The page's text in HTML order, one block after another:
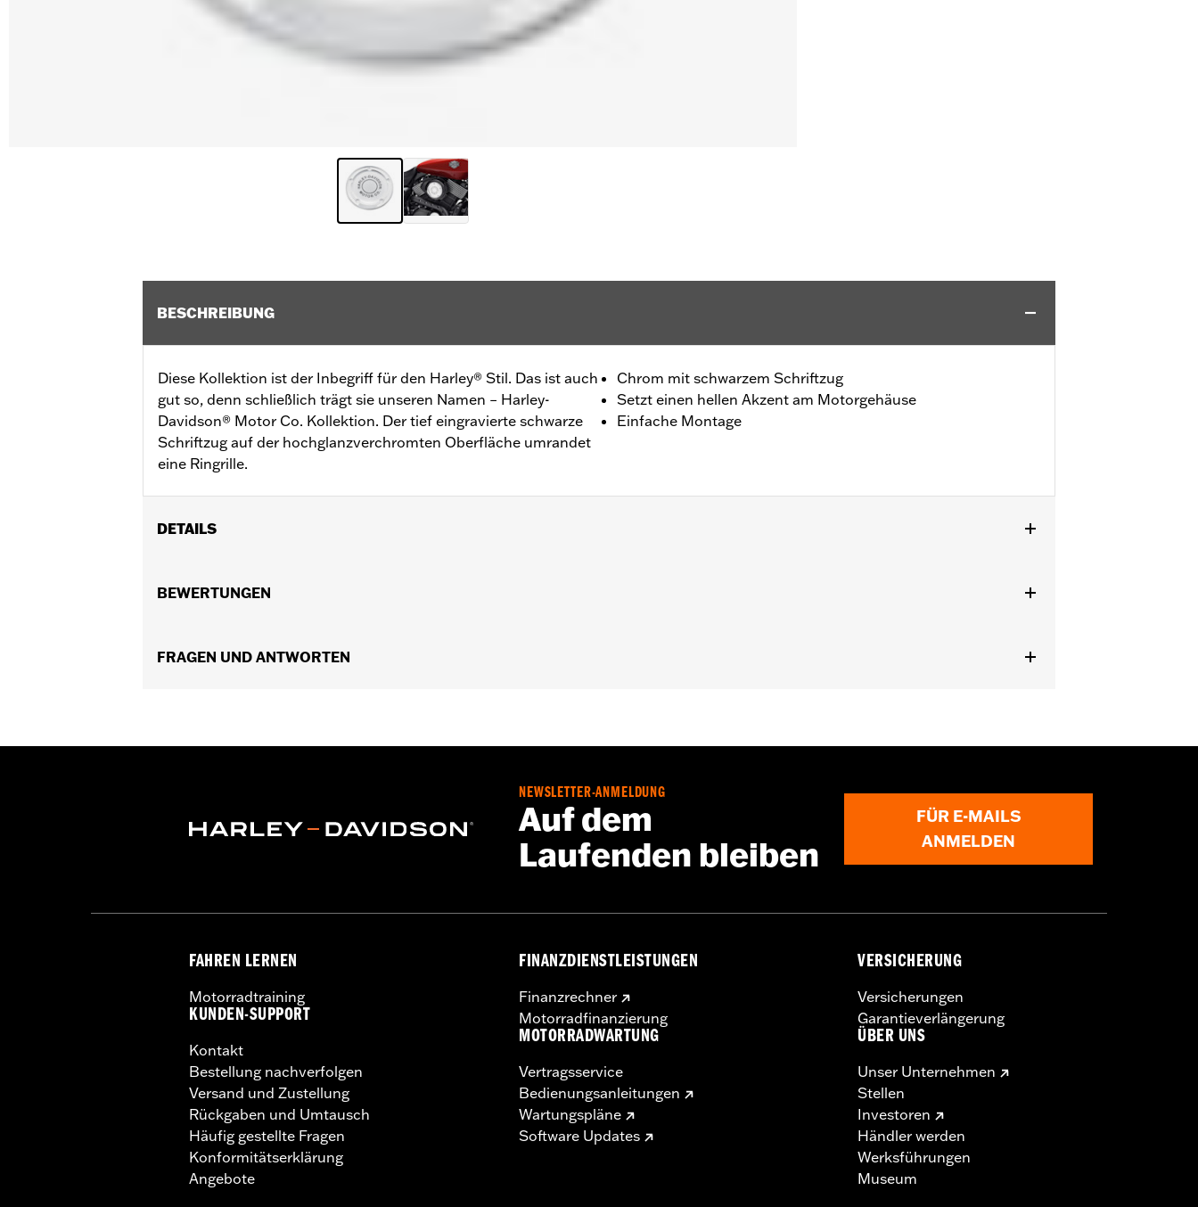
BESCHREIBUNG
Diese Kollektion ist der Inbegriff für den Harley® Stil. Das ist auch
gut so, denn schließlich trägt sie unseren Namen – Harley-
Davidson® Motor Co. Kollektion. Der tief eingravierte schwarze
Schriftzug auf der hochglanzverchromten Oberfläche umrandet
eine Ringrille.
Chrom mit schwarzem Schriftzug
Setzt einen hellen Akzent am Motorgehäuse
Einfache Montage
DETAILS
Installationsanleitung
Material:Aluminiumdruckguss
BEWERTUNGEN
FRAGEN UND ANTWORTEN
NEWSLETTER-ANMELDUNG
Auf dem
Laufenden bleiben
FÜR E-MAILS
ANMELDEN
FAHREN LERNEN
Motorradtraining
KUNDEN-SUPPORT
Kontakt
Bestellung nachverfolgen
Versand und Zustellung
Rückgaben und Umtausch
Häufig gestellte Fragen
Konformitätserklärung
Angebote
FINANZDIENSTLEISTUNGEN
Finanzrechner
Motorradfinanzierung
MOTORRADWARTUNG
Vertragsservice
Bedienungsanleitungen
Wartungspläne
Software Updates
VERSICHERUNG
Versicherungen
Garantieverlängerung
ÜBER UNS
Unser Unternehmen
Stellen
Investoren
Händler werden
Werksführungen
Museum